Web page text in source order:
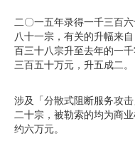
二〇一五年录得一千三百
八十一宗，有关的升幅来
百三十八宗升至去年的一
三百五十万元，升五成二。
涉及「分散式阻断服务攻
二十宗，被勒索的均为商
约六万元。